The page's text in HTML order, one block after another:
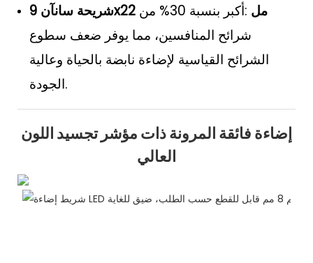
شريحة سانآن 9x22 مل
:أكبر بنسبة 30% من
شرائح المنافسين، مما يوفر ضعف سطوع
الشرائح القياسية لإضاءة نابضة بالحياة وعالية
الجودة.
إضاءة فائقة المرونة ذات مؤشر تجسيد اللون
العالي